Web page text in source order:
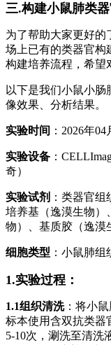
三.构建小鼠肺类
为了帮助大家更好的
场上已有的类器官构
构建培养流程，希望
以下是我们小鼠小
像效果、分析结果。
实验时间 ：2026年04
实验设备 ：
奇）
实验试剂 ：类器官
培养基（逸漠生物）
物）、基质胶（逸漠
细胞类型 ：小鼠肺组
1.实验过程：
1.1组织清洗：将小
标本使用含双抗类器
5-10次，涮洗至清洗